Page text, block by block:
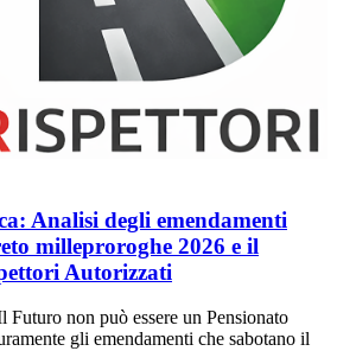
milleproroghe 2026 e il
Autorizzati
Futuro non può essere un Pensionato
gli emendamenti che sabotano il